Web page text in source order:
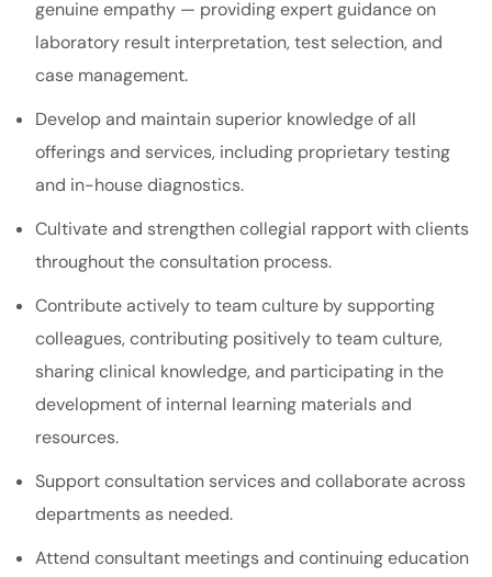
genuine empathy — providing expert guidance on
laboratory result interpretation, test selection, and
case management.
Develop and maintain superior knowledge of all
offerings and services, including proprietary testing
and in-house diagnostics.
Cultivate and strengthen collegial rapport with clients
throughout the consultation process.
Contribute actively to team culture by supporting
colleagues, contributing positively to team culture,
sharing clinical knowledge, and participating in the
development of internal learning materials and
resources.
Support consultation services and collaborate across
departments as needed.
Attend consultant meetings and continuing education